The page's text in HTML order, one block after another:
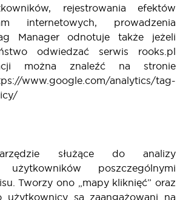
rejestrowania efektów
internetowych, prowadzenia
Manager odnotuje także jeżeli
odwiedzać serwis rooks.pl
można znaleźć na stronie
www.google.com/analytics/tag-
służące do analizy
użytkowników poszczególnymi
Tworzy ono „mapy kliknięć” oraz
użytkownicy są zaangażowani na